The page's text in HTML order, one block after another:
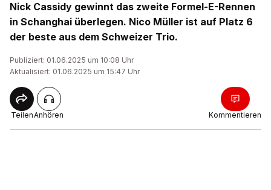
Nick Cassidy gewinnt das zweite Formel-E-Rennen
in Schanghai überlegen. Nico Müller ist auf Platz 6
der beste aus dem Schweizer Trio.
Publiziert: 01.06.2025 um 10:08 Uhr
Aktualisiert: 01.06.2025 um 15:47 Uhr
TeilenAnhören Kommentieren